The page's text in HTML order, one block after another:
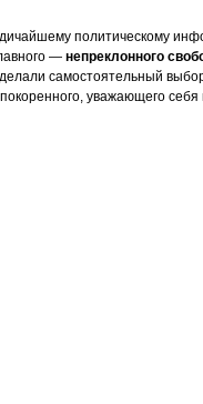
политическому
— непреклонного
самостоятельный
уважающего себя